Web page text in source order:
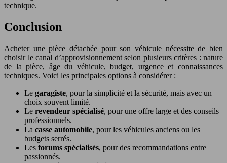
technique.
Conclusion
Acheter une pièce détachée pour son véhicule nécessite de bien
choisir le canal d’approvisionnement selon plusieurs critères : nature
de la pièce, âge du véhicule, budget, urgence et connaissances
techniques. Voici les principales options à considérer :
Le garagiste, pour la simplicité et la sécurité, mais avec un
choix souvent limité.
Le revendeur spécialisé, pour une offre large et des conseils
professionnels.
La casse automobile, pour les véhicules anciens ou les
budgets serrés.
Les forums spécialisés, pour des recommandations entre
passionnés.